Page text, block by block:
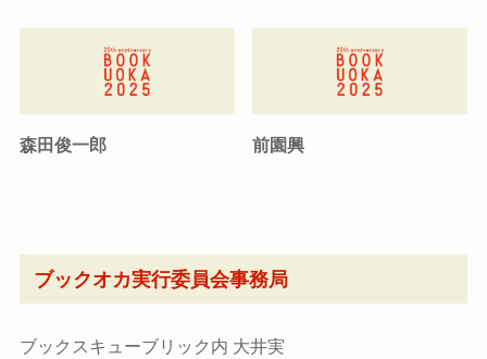
森田俊一郎 前園興
ブックオカ実行委員会事務局
ブックスキューブリック内 大井実